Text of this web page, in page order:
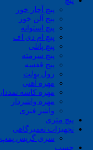
پیچ آچار خور
پیچ آلن خور
پیچ استوانه
پیچ ام دی اف
پیچ پانلی
پیچ سرمته
پیچ قفسه
رول بولت
مهره آهنی
مهره کاسه نمددار
مهره واشردار
واشر فنری
پیچ متری
تجهیزات تعمیرگاهی
سری گریس پمپ
چسب